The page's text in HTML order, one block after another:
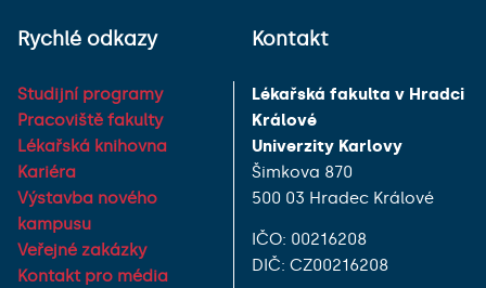
Rychlé odkazy
Studijní programy
Pracoviště fakulty
Lékařská knihovna
Kariéra
Výstavba nového
kampusu
Veřejné zakázky
Kontakt pro média
Kontakt
Lékařská fakulta v Hradci
Králové
Univerzity Karlovy
Šimkova 870
500 03 Hradec Králové
IČO: 00216208
DIČ: CZ00216208